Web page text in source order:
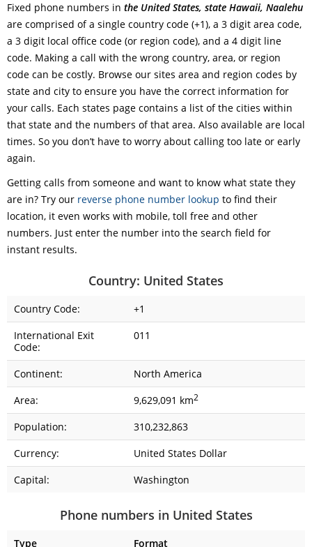
Fixed phone numbers in the United States, state Hawaii, Naalehu
are comprised of a single country code (+1), a 3 digit area code,
a 3 digit local office code (or region code), and a 4 digit line
code. Making a call with the wrong country, area, or region
code can be costly. Browse our sites area and region codes by
state and city to ensure you have the correct information for
your calls. Each states page contains a list of the cities within
that state and the numbers of that area. Also available are local
times. So you don’t have to worry about calling too late or early
again.
Getting calls from someone and want to know what state they
are in? Try our reverse phone number lookup to find their
location, it even works with mobile, toll free and other
numbers. Just enter the number into the search field for
instant results.
Country: United States
Country Code:
+1
International Exit
Code:
011
Continent:
North America
Area:
9,629,091 km2
Population:
310,232,863
Currency:
United States Dollar
Capital:
Washington
Phone numbers in United States
Type Format